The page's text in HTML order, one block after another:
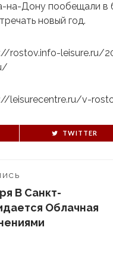
на-Дону пообещали в
новый год.
rostov.info-
leisurecentre.ru/v-
TWITTER
В Санкт-
Облачная